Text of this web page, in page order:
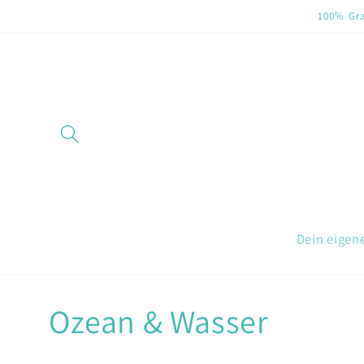
100%
Dein
K
Ozean & Wasser